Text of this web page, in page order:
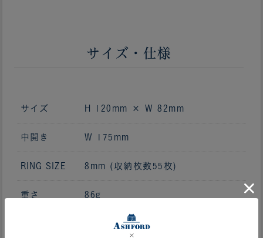
サイズ・仕様
サイズ H 120mm × W 82mm
中開き W 175mm
RING SIZE 8mm (収納枚数55枚)
重さ 86g